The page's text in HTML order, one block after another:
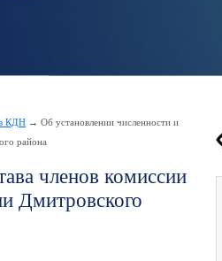
КДН → Об установлении численности и
района
членов комиссии
Дмитровского